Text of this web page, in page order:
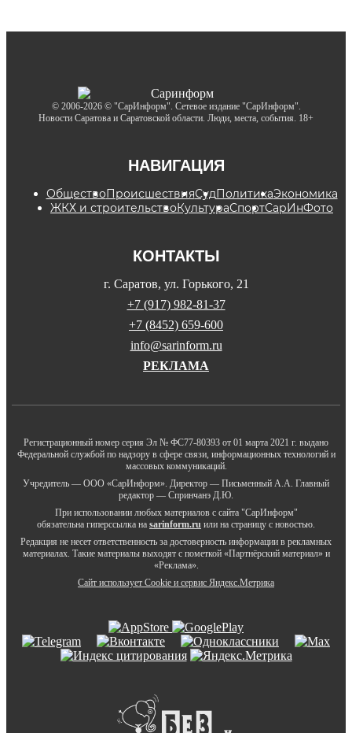
© 2006-2026 © "СарИнформ". Сетевое издание "СарИнформ".
Новости Саратова и Саратовской области. Люди, места, события. 18+
НАВИГАЦИЯ
ОбществоПроисшествияСудПолитикаЭкономика
ЖКХ и строительствоКультураСпортСарИнФото
КОНТАКТЫ
г. Саратов, ул. Горького, 21
+7 (917) 982-81-37
+7 (8452) 659-600
info@sarinform.ru
РЕКЛАМА
Регистрационный номер серия Эл № ФС77-80393 от 01 марта 2021 г. выдано
Федеральной службой по надзору в сфере связи, информационных технологий и
массовых коммуникаций.
Учредитель — ООО «СарИнформ». Директор — Письменный А.А. Главный
редактор — Спринчанэ Д.Ю.
При использовании любых материалов с сайта "СарИнформ"
обязательна гиперссылка на sarinform.ru или на страницу с новостью.
Редакция не несет ответственность за достоверность информации в рекламных
материалах. Такие материалы выходят с пометкой «Партнёрский материал» и
«Реклама».
Сайт использует Cookie и сервиc Яндекс.Метрика